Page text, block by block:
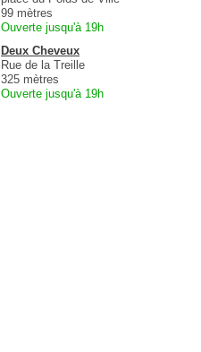
99 mètres
Ouverte jusqu'à 19h
Deux Cheveux
Rue de la Treille
325 mètres
Ouverte jusqu'à 19h